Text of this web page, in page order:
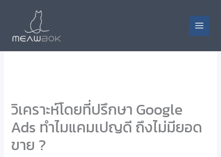
Main
Menu
วิเคราะห์โดยที่ปรึกษา Google
Ads ทำไมแคมเปญดี ถึงไม่มียอด
ขาย ?